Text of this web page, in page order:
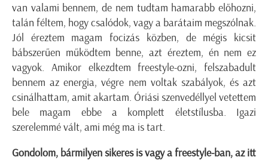
van valami bennem, de nem tudtam hamarabb előhozni,
talán féltem, hogy csalódok, vagy a barátaim megszólnak.
Jól éreztem magam focizás közben, de mégis kicsit
bábszerűen működtem benne, azt éreztem, én nem ez
vagyok. Amikor elkezdtem freestyle-ozni, felszabadult
bennem az energia, végre nem voltak szabályok, és azt
csinálhattam, amit akartam. Óriási szenvedéllyel vetettem
bele magam ebbe a komplett életstílusba. Igazi
szerelemmé vált, ami még ma is tart.
Gondolom, bármilyen sikeres is vagy a freestyle-ban, az itt